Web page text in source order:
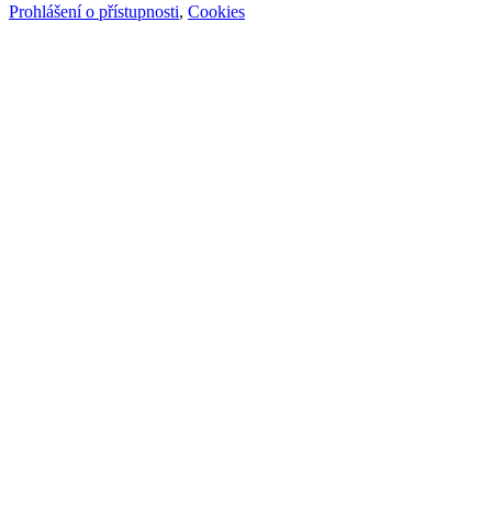
Prohlášení o přístupnosti, Cookies